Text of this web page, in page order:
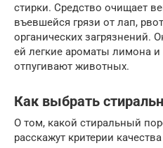
стирки. Средство очищает
въевшейся грязи от лап,
органических загрязнений.
ей легкие ароматы лимона
отпугивают животных.
Как выбрать
О том, какой стиральный
расскажут критерии